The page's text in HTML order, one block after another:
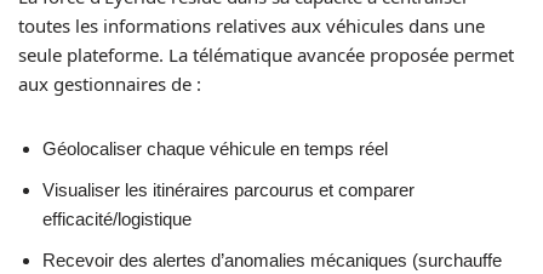
toutes les informations relatives aux véhicules dans une
seule plateforme. La télématique avancée proposée permet
aux gestionnaires de :
Géolocaliser chaque véhicule en temps réel
Visualiser les itinéraires parcourus et comparer
efficacité/logistique
Recevoir des alertes d’anomalies mécaniques (surchauffe